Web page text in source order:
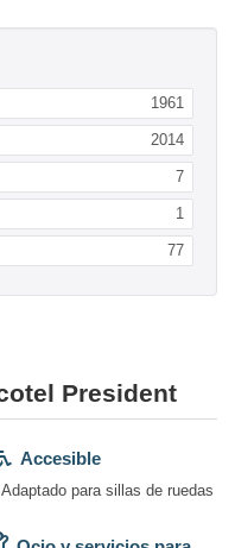
1961
2014
7
1
77
President
Accesible
Adaptado para sillas de ruedas